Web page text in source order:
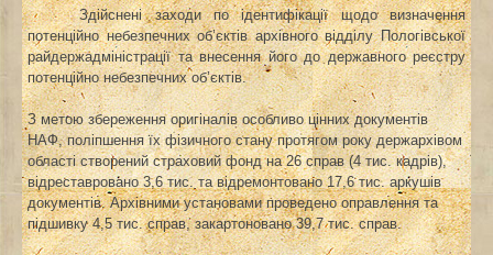
Здійснені заходи по ідентифікації щодо визначення
потенційно небезпечних об’єктів архівного відділу Пологівської
райдержадміністрації та внесення його до державного реєстру
потенційно небезпечних об’єктів.
З метою збереження оригіналів особливо цінних документів
НАФ, поліпшення їх фізичного стану протягом року держархівом
області створений страховий фонд на 26 справ (4 тис. кадрів),
відреставровано 3,6 тис. та відремонтовано 17,6 тис. аркушів
документів. Архівними установами проведено оправлення та
підшивку 4,5 тис. справ, закартоновано 39,7 тис. справ.